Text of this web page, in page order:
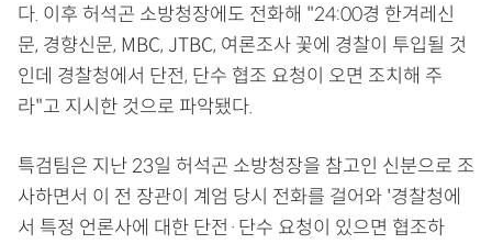
다. 이후 허석곤 소방청장에도 전화해 "24:00경 한겨레신
문, 경향신문, MBC, JTBC, 여론조사 꽃에 경찰이 투입될 것
인데 경찰청에서 단전, 단수 협조 요청이 오면 조치해 주
라"고 지시한 것으로 파악됐다.
특검팀은 지난 23일 허석곤 소방청장을 참고인 신분으로 조
사하면서 이 전 장관이 계엄 당시 전화를 걸어와 '경찰청에
서 특정 언론사에 대한 단전·단수 요청이 있으면 협조하